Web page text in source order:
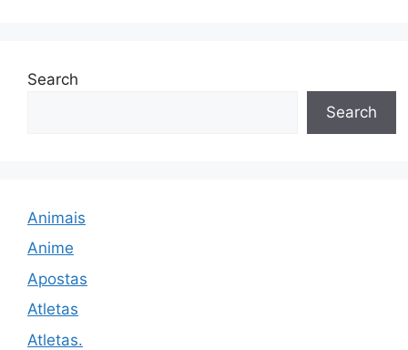
Search
Search
Animais
Anime
Apostas
Atletas
Atletas.